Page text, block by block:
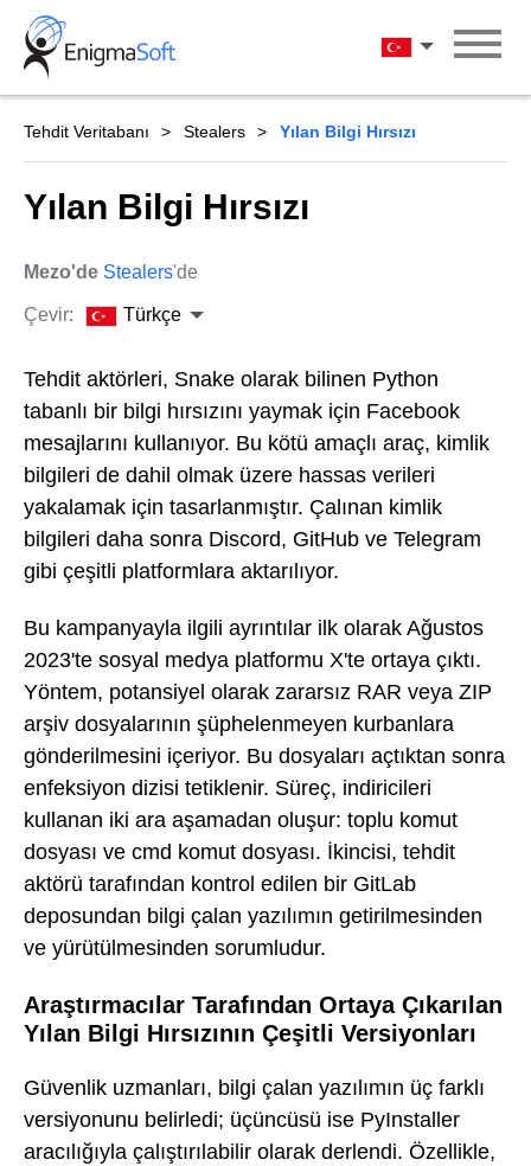
Skip
content
Türkçe
Tehdit Veritabanı Stealers Yılan Bilgi Hırsızı
Yılan Bilgi Hırsızı
Mezo'de Stealers'de
Çevir: Türkçe
Tehdit aktörleri, Snake olarak bilinen Python
tabanlı bir bilgi hırsızını yaymak için Facebook
mesajlarını kullanıyor. Bu kötü amaçlı araç, kimlik
bilgileri de dahil olmak üzere hassas verileri
yakalamak için tasarlanmıştır. Çalınan kimlik
bilgileri daha sonra Discord, GitHub ve Telegram
gibi çeşitli platformlara aktarılıyor.
Bu kampanyayla ilgili ayrıntılar ilk olarak Ağustos
2023'te sosyal medya platformu X'te ortaya çıktı.
Yöntem, potansiyel olarak zararsız RAR veya ZIP
arşiv dosyalarının şüphelenmeyen kurbanlara
gönderilmesini içeriyor. Bu dosyaları açtıktan sonra
enfeksiyon dizisi tetiklenir. Süreç, indiricileri
kullanan iki ara aşamadan oluşur: toplu komut
dosyası ve cmd komut dosyası. İkincisi, tehdit
aktörü tarafından kontrol edilen bir GitLab
deposundan bilgi çalan yazılımın getirilmesinden
ve yürütülmesinden sorumludur.
Araştırmacılar Tarafından Ortaya Çıkarılan
Yılan Bilgi Hırsızının Çeşitli Versiyonları
Güvenlik uzmanları, bilgi çalan yazılımın üç farklı
versiyonunu belirledi; üçüncüsü ise PyInstaller
aracılığıyla çalıştırılabilir olarak derlendi. Özellikle,